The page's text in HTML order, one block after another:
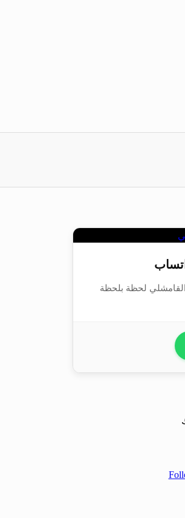
القامشلي لحظة بلحظة